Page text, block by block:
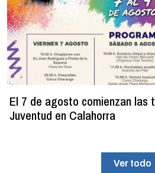
El 7 de agosto comienzan las
Juventud en Calahorra
Ver todo